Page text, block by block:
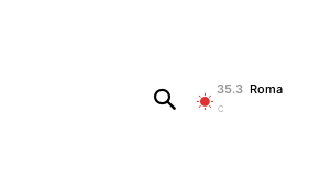
35.3
C
Roma